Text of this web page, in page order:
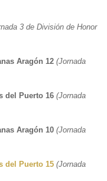
3 de División de Honor
Aragón 12 (Jornada
del Puerto 16 (Jornada
Aragón 10 (Jornada
del Puerto 15 (Jornada